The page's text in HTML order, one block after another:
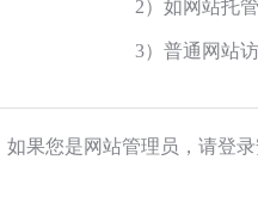
2）如网站托
3）普通网站
如果您是网站管理员，请登